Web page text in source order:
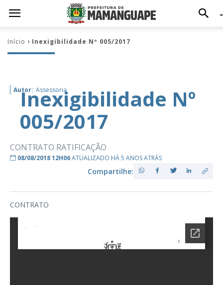
Início Inexigibilidade Nº 005/2017
Autor: Assessoria
Inexigibilidade Nº
005/2017
CONTRATO RATIFICAÇÃO
08/08/2018 12H06ATUALIZADO HÁ 5 ANOS ATRÁS
Compartilhe:
CONTRATO